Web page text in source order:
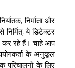
निर्माता और
ये डिटेक्टर
कर रहे हैं। चाहे आप
के अनुकूल
परिचालनों के लिए